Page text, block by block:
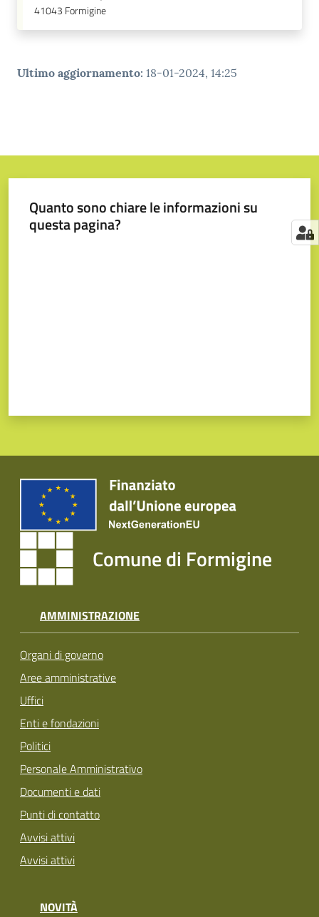
41043 Formigine
Ultimo aggiornamento: 18-01-2024, 14:25
Quanto sono chiare le informazioni su
questa pagina?
Comune di Formigine
AMMINISTRAZIONE
Organi di governo
Aree amministrative
Uffici
Enti e fondazioni
Politici
Personale Amministrativo
Documenti e dati
Punti di contatto
Avvisi attivi
Avvisi attivi
NOVITÀ